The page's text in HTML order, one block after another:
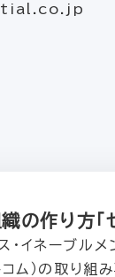
の作り方
・イネーブル
トコム）の取